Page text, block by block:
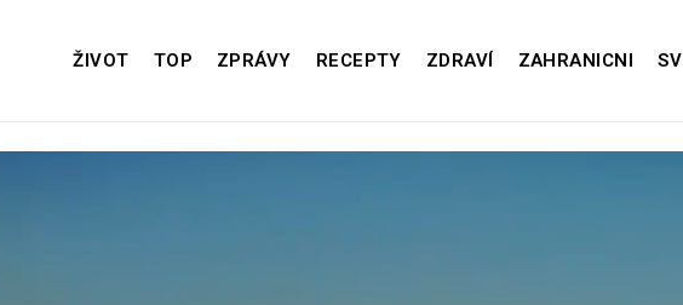
ŽIVOT TOP ZPRÁVY RECEPTY ZDRAVÍ ZAHRANICNI